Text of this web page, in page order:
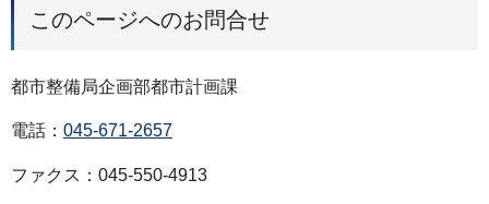
このページへのお問合せ
都市整備局企画部都市計画課
電話： 045-671-2657
ファクス：045-550-4913